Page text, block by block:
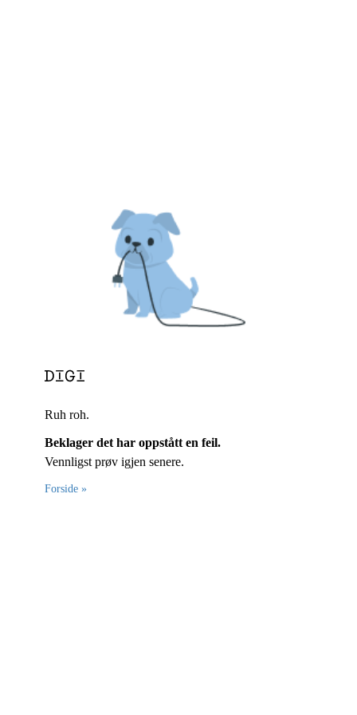
Ruh roh.
Beklager det har oppstått en feil.
Vennligst prøv igjen senere.
Forside »